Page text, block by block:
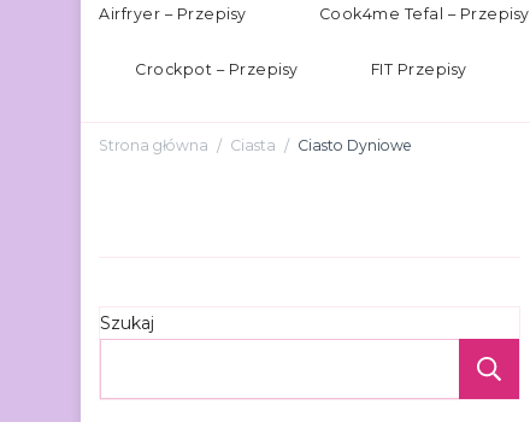
Airfryer – Przepisy Cook4me Tefal – Przepisy
Crockpot – Przepisy FIT Przepisy
Strona główna / Ciasta / Ciasto Dyniowe
Szukaj